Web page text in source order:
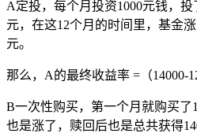
A定投，每个月投资1000元钱，投
元，在这12个月的时间里，基金
元。
那么，A的最终收益率 =（14000-
B一次性购买，第一个月就购买了
也是涨了，赎回后也是总共获得